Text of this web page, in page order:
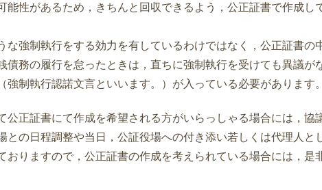
能性があるため，きちんと回収できるよう，公正証書で作成し
な強制執行をする効力を有しているわけではなく，公正証書の
債務の履行を怠ったときは，直ちに強制執行を受けても異議が
制執行認諾文言といいます。）が入っている必要があります。
公正証書にて作成を希望される方がいらっしゃる場合には，協
との日程調整や当日，公証役場への付き添い若しくは代理人と
おりますので，公正証書の作成を考えられている場合には，是